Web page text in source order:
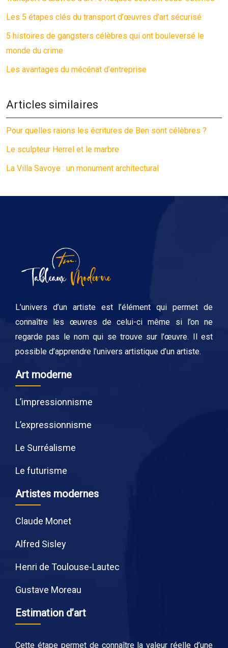
Les 5 étapes clés du transport d’œuvres d’art sécurisé
5 histoires de gangsters célèbres qui ont bouleversé le
monde du crime
Les avantages du mécénat d’entreprise
Articles similaires
Pour quelles raions les écritures de Ben sont célèbres ?
Le sculpteur Herrel et le marbre
La Villa Savoye : un monument architectural
L’univers d’un artiste est l’élément qui permet de
connaître les œuvres de celui-ci même si l’on ne
regarde pas le nom qui se trouve sur l’œuvre. Il est
possible d’apprendre l’univers artistique d’un artiste.
Art moderne
L’impressionnisme
L’expressionnisme
Le Surréalisme
Le futurisme
Artistes modernes
Claude Monet
Alfred Sisley
Henri de Toulouse-Lautec
Gustave Moreau
Estimation d’art
Cette étape permet de connaître la valeur réelle d’une